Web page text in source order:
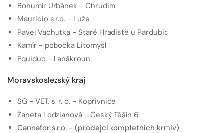
Bohumír Urbánek - Chrudim
Mauricio s.r.o. - Luže
Pavel Vachutka - Staré Hradiště u Pardubic
Kamír - pobočka Litomyšl
Equiduo - Lanškroun
Moravskoslezský kraj
SG - VET, s. r. o. - Kopřivnice
Žaneta Lodzianová - Český Těšín 6
Cannafor s.r.o. - (prodejci kompletních krmiv)